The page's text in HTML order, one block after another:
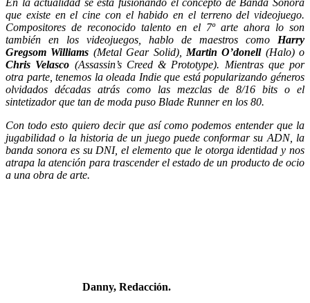
que existe en el cine con el habido en el terreno del videojuego.
Compositores de reconocido talento en el 7º arte ahora lo son
también en los videojuegos, hablo de maestros como Harry
Gregsom Williams (Metal Gear Solid), Martin O’donell(Halo) o
Chris Velasco (Assassin’s Creed & Prototype). Mientras que por
otra parte, tenemos la oleada Indie que está popularizando géneros
olvidados décadas atrás como las mezclas de 8/16 bits o el
sintetizador que tan de moda puso Blade Runner en los 80.
Con todo esto quiero decir que así como podemos entender que la
jugabilidad o la historia de un juego puede conformar su ADN, la
banda sonora es su DNI, el elemento que le otorga identidad y nos
atrapa la atención para trascender el estado de un producto de ocio
a una obra de arte.
Danny, Redacción.